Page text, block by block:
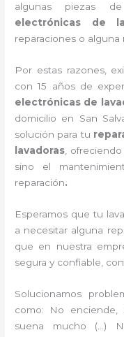
algunas piezas
electrónicas de
reparaciones o alguna
Por estas razones,
con 15 años de
electrónicas de
domicilio en San
solución para tu
lavadoras ,
sino el
reparación.
Esperamos que tu
a necesitar alguna
que en nuestra
segura y confiable,
Solucionamos
como: No
suena mucho (…)